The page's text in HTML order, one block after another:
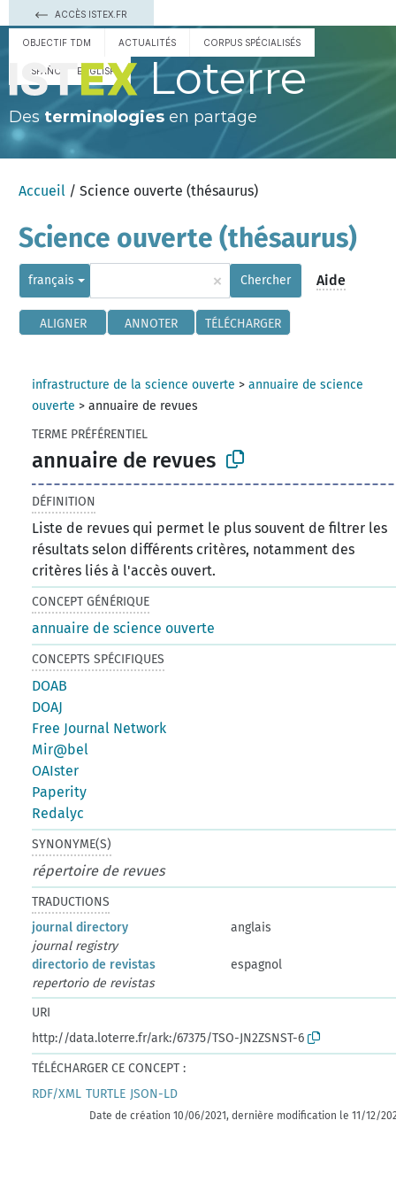
ACCÈS ISTEX.FR
OBJECTIF TDM ACTUALITÉS CORPUS SPÉCIALISÉS
ESPAÑOL ENGLISH Loterre
Des terminologies en partage
Accueil / Science ouverte (thésaurus)
Science ouverte (thésaurus)
français × Chercher Aide
ALIGNER ANNOTER TÉLÉCHARGER
infrastructure de la science ouverte >annuaire de science
ouverte >annuaire de revues
TERME PRÉFÉRENTIEL
annuaire de revues
DÉFINITION
Liste de revues qui permet le plus souvent de filtrer les
résultats selon différents critères, notamment des
critères liés à l'accès ouvert.
CONCEPT GÉNÉRIQUE
annuaire de science ouverte
CONCEPTS SPÉCIFIQUES
DOAB
DOAJ
Free Journal Network
Mir@bel
OAIster
Paperity
Redalyc
SYNONYME(S)
répertoire de revues
TRADUCTIONS
journal directory
anglais
journal registry
directorio de revistas
espagnol
repertorio de revistas
URI
http://data.loterre.fr/ark:/67375/TSO-JN2ZSNST-6
TÉLÉCHARGER CE CONCEPT :
RDF/XML TURTLE JSON-LD
Date de création 10/06/2021, dernière modification le 11/12/